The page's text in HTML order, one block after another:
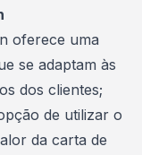
oferece uma
se adaptam às
dos clientes;
de utilizar o
da carta de